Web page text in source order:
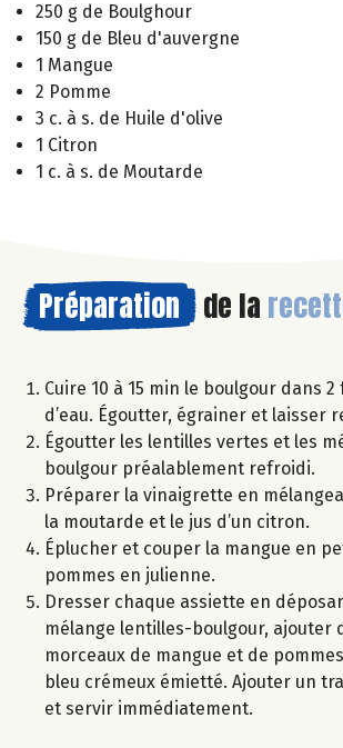
250 g de Boulghour
150 g de Bleu d'auvergne
1 Mangue
2 Pomme
3 c. à s. de Huile d'olive
1 Citron
1 c. à s. de Moutarde
Préparation de la
Cuire 10 à 15 min le boulgour dans
d’eau. Égoutter, égrainer et laisser
Égoutter les lentilles vertes et les
boulgour préalablement refroidi.
Préparer la vinaigrette en
la moutarde et le jus d’un citron.
Éplucher et couper la mangue en
pommes en julienne.
Dresser chaque assiette en
mélange lentilles-boulgour, ajouter
morceaux de mangue et de
bleu crémeux émietté. Ajouter un
et servir immédiatement.